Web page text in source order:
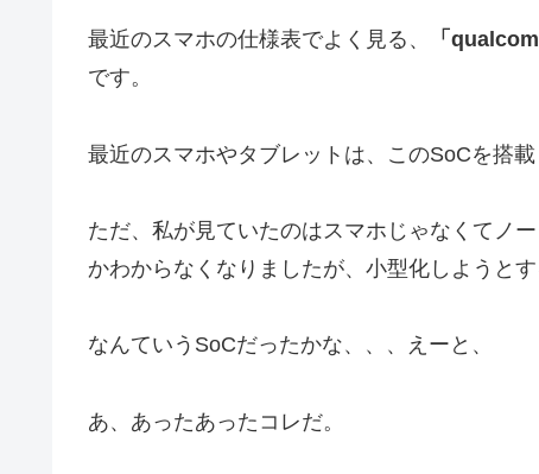
最近のスマホの仕様表でよく見る、 「
です。
最近のスマホやタブレットは、このSoCを搭
ただ、私が見ていたのはスマホじゃなくてノ
かわからなくなりましたが、小型化しようと
なんていうSoCだったかな、、、えーと、
あ、あったあったコレだ。